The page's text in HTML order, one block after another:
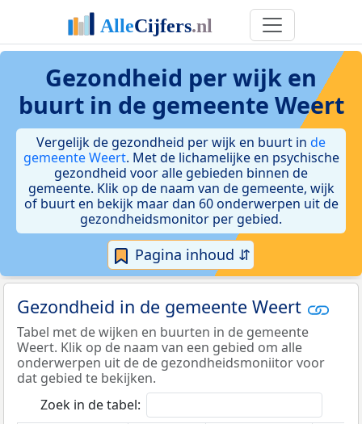
Gezondheid per wijk en
buurt in de gemeente Weert
Vergelijk de gezondheid per wijk en buurt in de
gemeente Weert. Met de lichamelijke en psychische
gezondheid voor alle gebieden binnen de
gemeente. Klik op de naam van de gemeente, wijk
of buurt en bekijk maar dan 60 onderwerpen uit de
gezondheidsmonitor per gebied.
Pagina inhoud ⇵
Gezondheid in de gemeente Weert
Tabel met de wijken en buurten in de gemeente
Weert. Klik op de naam van een gebied om alle
onderwerpen uit de de gezondheidsmoniitor voor
dat gebied te bekijken.
Zoek in de tabel: